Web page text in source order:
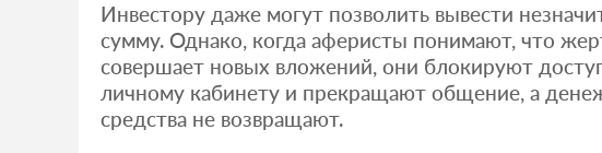
Инвестору даже могут позволить вывести
сумму. Однако, когда аферисты понимают, что
совершает новых вложений, они блокируют
личному кабинету и прекращают общение, а
средства не возвращают.